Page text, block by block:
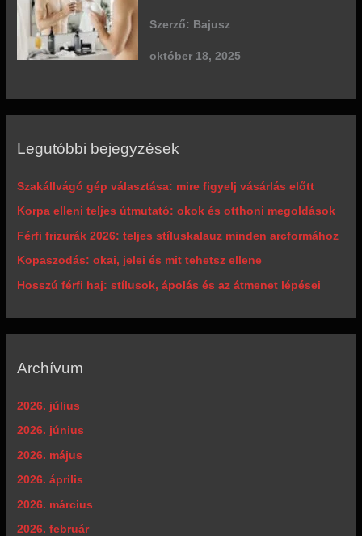
Szerző: Bajusz
október 18, 2025
Legutóbbi bejegyzések
Szakállvágó gép választása: mire figyelj vásárlás előtt
Korpa elleni teljes útmutató: okok és otthoni megoldások
Férfi frizurák 2026: teljes stíluskalauz minden arcformához
Kopaszodás: okai, jelei és mit tehetsz ellene
Hosszú férfi haj: stílusok, ápolás és az átmenet lépései
Archívum
2026. július
2026. június
2026. május
2026. április
2026. március
2026. február